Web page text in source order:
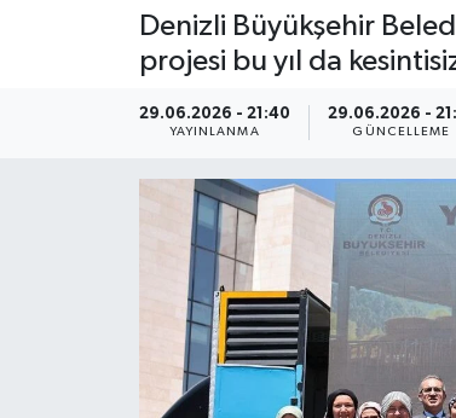
Denizli Büyükşehir
projesi bu yıl da
29.06.2026 - 21:40
YAYINLANMA
29.06.2026 -
GÜNCELLEME